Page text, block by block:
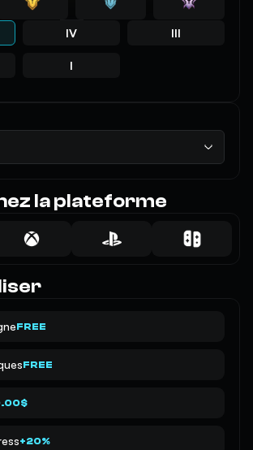
IV III
I
la plateforme
FREE
FREE
+20%